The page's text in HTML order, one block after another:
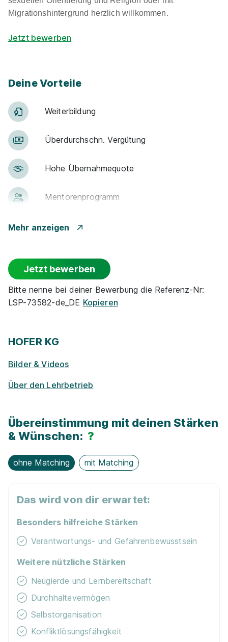
Migrationshintergrund herzlich willkommen.
Jetzt bewerben
Deine Vorteile
Weiter­bildung
Über­durch­schn. Ver­gü­tung
Hohe Über­nah­me­quote
Men­to­ren­pro­gramm
Betr. Alters­vor­sorge
Rabatte
Ge­sund­heits­maß­nah­men
Zu­satz­qua­li­fi­ka­tio­nen
Exkur­sionen
Mehr anzeigen
Jetzt bewerben
Bitte nenne bei deiner Bewerbung die Referenz-Nr:
LSP-73582-de_DE Kopieren
HOFER KG
Bilder & Videos
Über den Lehrbetrieb
Übereinstimmung mit deinen Stärken
& Wünschen: ?
ohne Matching mit Matching
Das wird von dir erwartet:
Besonders hilfreiche Stärken
Verantwortungs- und Gefahrenbewusstsein
Weitere nützliche Stärken
Neugierde und Lernbereitschaft
Durchhaltevermögen
Selbstorganisation
Konfliktlösungsfähigkeit